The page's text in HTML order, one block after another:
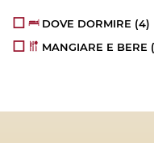
DOVE DORMIRE (4)
MANGIARE E BERE